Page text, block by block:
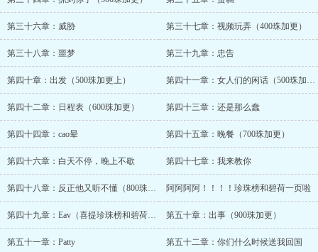
第三十六章：威胁 第三十七章：视频玩弄（400珠加更）
第三十八章：噩梦 第三十九章：忠告
第四十章：出发（500珠加更上） 第四十一章：女人们的闲话（500珠加更下）
第四十二章：日程表（600珠加更） 第四十三章：还是那么蠢
第四十四章：cao晕 第四十五章：晚餐（700珠加更）
第四十六章：白天不停，晚上不歇 第四十七章：我来教你
第四十八章：反正他又听不懂（800珠加更） 阿阿阿阿！！！！珍珠榜和碧荷一页啦
第四十九章：Eav（喜提珍珠榜和碧荷同一页加更） 第五十章：出事（900珠加更）
第五十一章：Patty 第五十二章：你们什么时候送我回国